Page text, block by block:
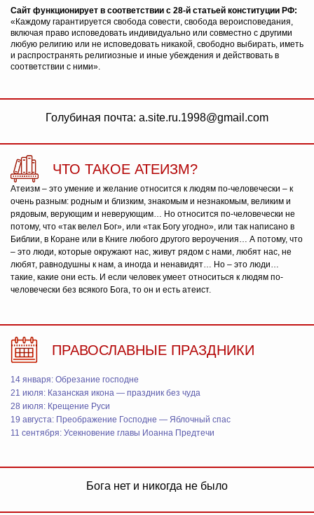
Сайт функционирует в соответствии с 28-й статьей конституции РФ:
«Каждому гарантируется свобода совести, свобода вероисповедания,
включая право исповедовать индивидуально или совместно с другими
любую религию или не исповедовать никакой, свободно выбирать, иметь
и распространять религиозные и иные убеждения и действовать в
соответствии с ними».
Голубиная почта: a.site.ru.1998@gmail.com
ЧТО ТАКОЕ АТЕИЗМ?
Атеизм – это умение и желание относится к людям по-человечески – к
очень разным: родным и близким, знакомым и незнакомым, великим и
рядовым, верующим и неверующим… Но относится по-человечески не
потому, что «так велел Бог», или «так Богу угодно», или так написано в
Библии, в Коране или в Книге любого другого вероучения… А потому, что
– это люди, которые окружают нас, живут рядом с нами, любят нас, не
любят, равнодушны к нам, а иногда и ненавидят… Но – это люди…
такие, какие они есть. И если человек умеет относиться к людям по-
человечески без всякого Бога, то он и есть атеист.
ПРАВОСЛАВНЫЕ ПРАЗДНИКИ
14 января: Обрезание господне
21 июля: Казанская икона — праздник без чуда
28 июля: Крещение Руси
19 августа: Преображение Господне — Яблочный спас
11 сентября: Усекновение главы Иоанна Предтечи
Бога нет и никогда не было